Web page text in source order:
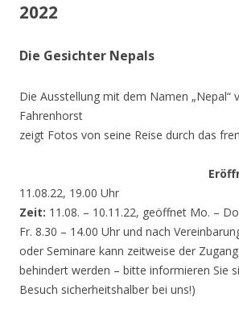
2022
Die Gesichter Nepals
Die Ausstellung mit dem Namen „Nepal“
Fahrenhorst
zeigt Fotos von seine Reise durch das
11.08.22, 19.00 Uhr
Zeit: 11.08. – 10.11.22, geöffnet Mo. –
Fr. 8.30 – 14.00 Uhr und nach
oder Seminare kann zeitweise der
behindert werden – bitte informieren Sie
Besuch sicherheitshalber bei uns!)